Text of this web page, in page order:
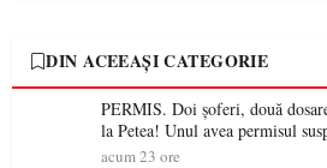
DIN ACEEAȘI CATEGORIE
PERMIS. Doi șoferi, două
la Petea! Unul avea permisul
niciodată permis
acum 23 ore